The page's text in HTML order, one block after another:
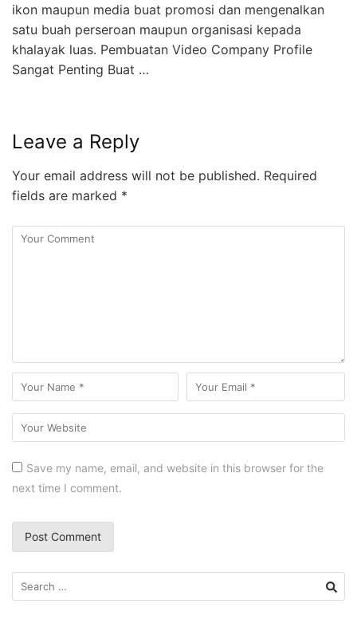
ikon maupun media buat promosi dan mengenalkan
satu buah perseroan maupun organisasi kepada
khalayak luas. Pembuatan Video Company Profile
Sangat Penting Buat …
Leave a Reply
Your email address will not be published. Required
fields are marked *
Save my name, email, and website in this browser for the
next time I comment.